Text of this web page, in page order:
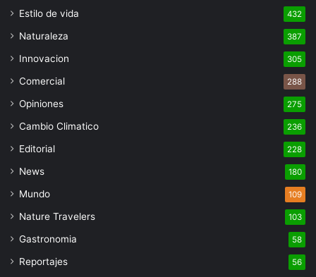
Estilo de vida 432
Naturaleza 387
Innovacion 305
Comercial 288
Opiniones 275
Cambio Climatico 236
Editorial 228
News 180
Mundo 109
Nature Travelers 103
Gastronomia 58
Reportajes 56